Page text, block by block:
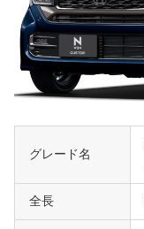
グレード名
全長